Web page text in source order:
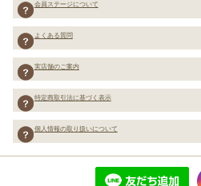
会員ステージについて
よくある質問
実店舗のご案内
特定商取引法に基づく表示
個人情報の取り扱いについて